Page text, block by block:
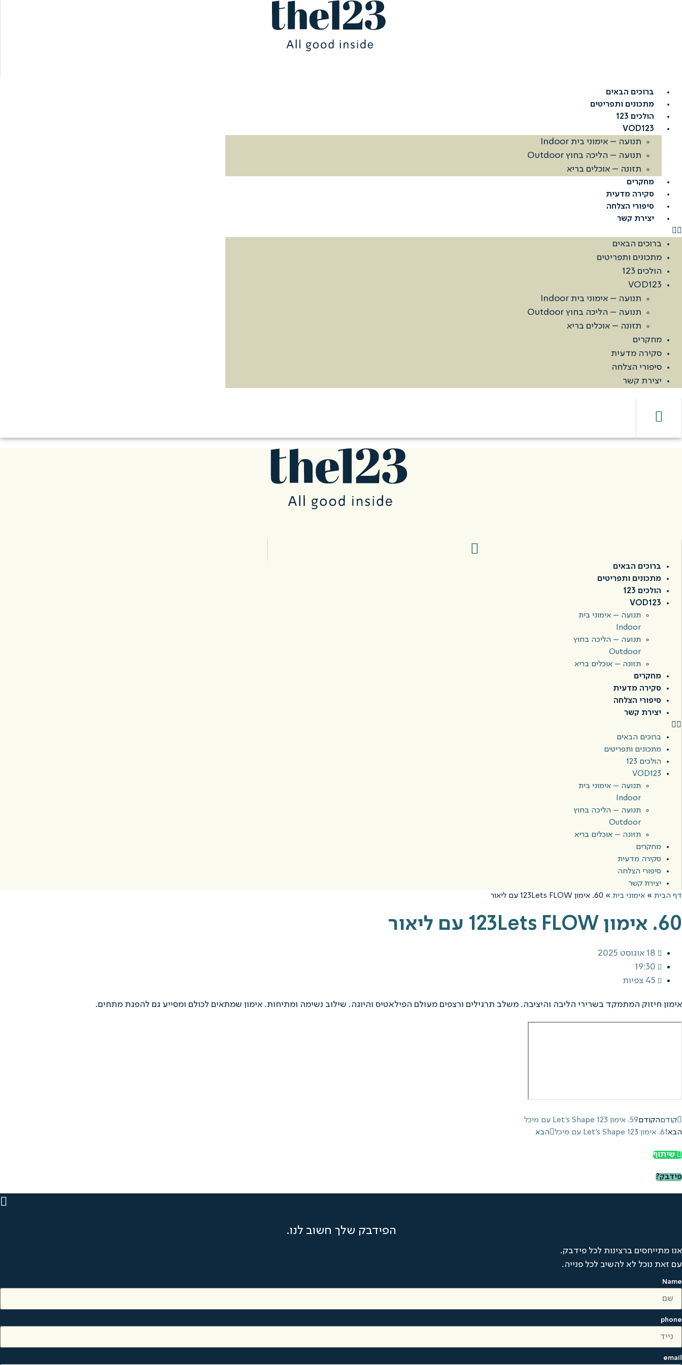
ברוכים הבאים
מתכונים ותפריטים
הולכים 123
VOD123
תנועה – אימוני בית Indoor
תנועה – הליכה בחוץ Outdoor
תזונה – אוכלים בריא
מחקרים
סקירה מדעית
סיפורי הצלחה
יצירת קשר
ברוכים הבאים
מתכונים ותפריטים
הולכים 123
VOD123
תנועה – אימוני בית Indoor
תנועה – הליכה בחוץ Outdoor
תזונה – אוכלים בריא
מחקרים
סקירה מדעית
סיפורי הצלחה
יצירת קשר
ברוכים הבאים
מתכונים ותפריטים
הולכים 123
VOD123
תנועה – אימוני בית
Indoor
תנועה – הליכה בחוץ
Outdoor
תזונה – אוכלים בריא
מחקרים
סקירה מדעית
סיפורי הצלחה
יצירת קשר
ברוכים הבאים
מתכונים ותפריטים
הולכים 123
VOD123
תנועה – אימוני בית
Indoor
תנועה – הליכה בחוץ
Outdoor
תזונה – אוכלים בריא
מחקרים
סקירה מדעית
סיפורי הצלחה
יצירת קשר
דף הבית » אימוני בית » 60. אימון 123Lets FLOW עם ליאור
60. אימון 123Lets FLOW עם ליאור
18 אוגוסט 2025
19:30
45 צפיות
אימון חיזוק המתמקד בשרירי הליבה והיציבה. משלב תרגילים ורצפים מעולם הפילאטיס והיוגה. שילוב נשימה ומתיחות. אימון שמתאים לכולם ומסייע גם להפגת מתחים.
קודםהקודם59. אימון 123 Let's Shape עם מיכל
הבא61. אימון 123 Let's Shape עם מיכל הבא
שיתוף
פידבק?
הפידבק שלך חשוב לנו.
אנו מתייחסים ברצינות לכל פידבק.
עם זאת נוכל לא להשיב לכל פנייה.
Name
phone
email